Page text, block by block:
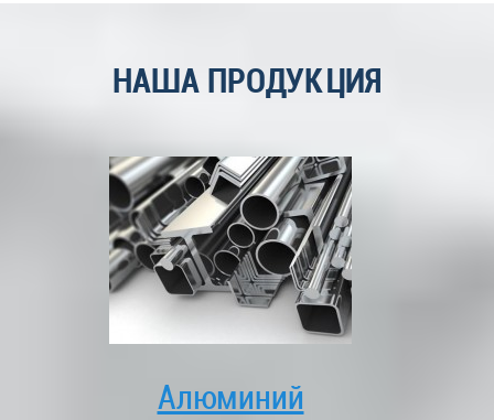
НАША ПРОДУКЦИЯ
Алюминий